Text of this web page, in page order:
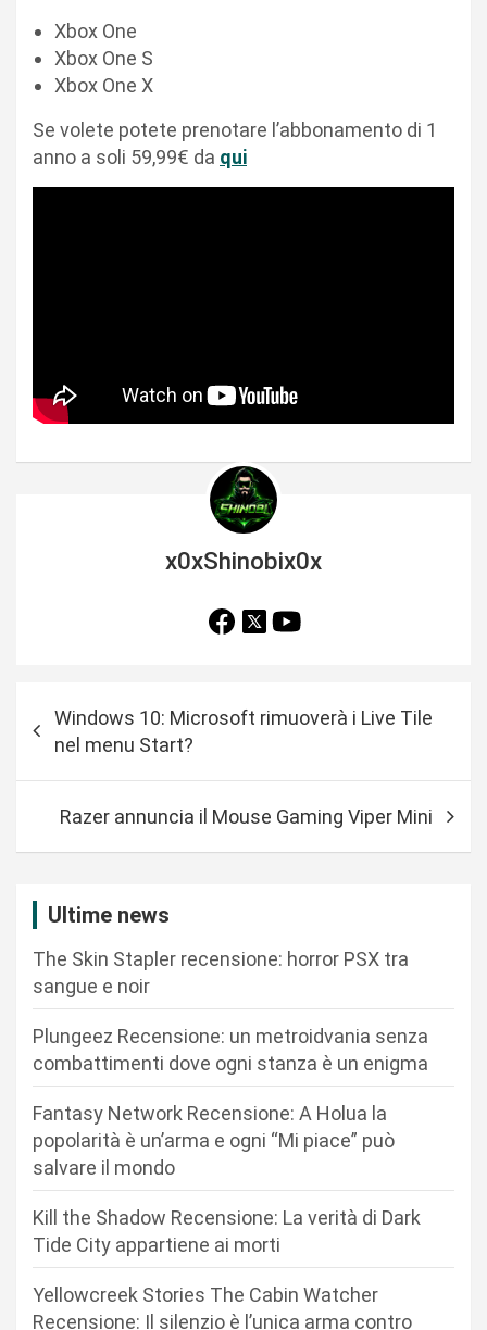
Xbox One
Xbox One S
Xbox One X
Se volete potete prenotare l’abbonamento di 1
anno a soli 59,99€ da qui
x0xShinobix0x
Windows 10: Microsoft rimuoverà i Live Tile
nel menu Start?
Razer annuncia il Mouse Gaming Viper Mini
Ultime news
The Skin Stapler recensione: horror PSX tra
sangue e noir
Plungeez Recensione: un metroidvania senza
combattimenti dove ogni stanza è un enigma
Fantasy Network Recensione: A Holua la
popolarità è un’arma e ogni “Mi piace” può
salvare il mondo
Kill the Shadow Recensione: La verità di Dark
Tide City appartiene ai morti
Yellowcreek Stories The Cabin Watcher
Recensione: Il silenzio è l’unica arma contro